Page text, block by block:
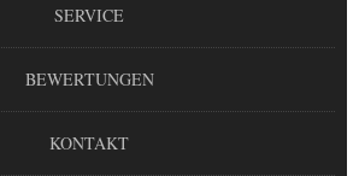
SERVICE
BEWERTUNGEN
KONTAKT